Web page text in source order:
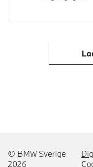
© BMW Sverige
2026